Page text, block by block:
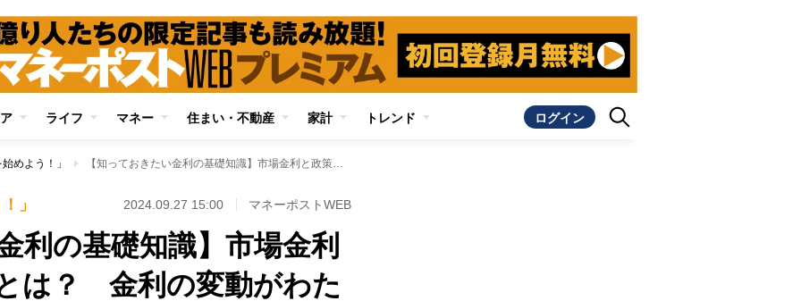
ライフ マネー 住まい・不動産 家計 トレンド ログイン
めよう！」 【知っておきたい金利の基礎知識】市場金利と政策金利の違いとは？ 金利の変動がわたしたちの生活や為替、企業業績に影響する仕組みを解説
」 2024.09.27 15:00 マネーポストWEB
利の基礎知識】市場金利
は？ 金利の変動がわた